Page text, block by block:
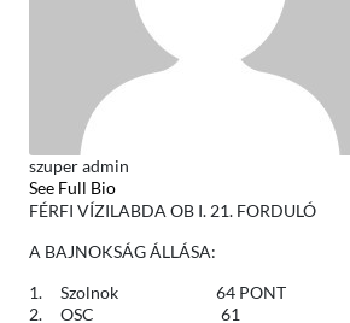
szuper admin
See Full Bio
FÉRFI VÍZILABDA OB I. 21. FORDULÓ
A BAJNOKSÁG ÁLLÁSA:
1. Szolnok 64 PONT
2. OSC 61